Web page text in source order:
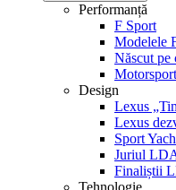
Performanță
F Sport
Modelele
Născut pe
Motorsport
Design
Lexus
Lexus
Sport
Juriul
Finaliștii
Tehnologie